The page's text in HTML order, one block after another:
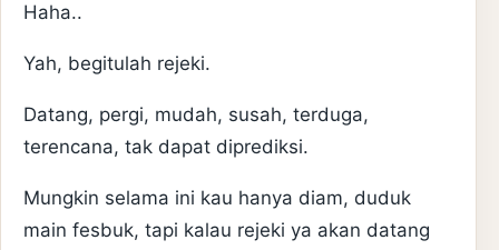
Haha..
Yah, begitulah rejeki.
Datang, pergi, mudah, susah, terduga,
terencana, tak dapat diprediksi.
Mungkin selama ini kau hanya diam, duduk
main fesbuk, tapi kalau rejeki ya akan datang